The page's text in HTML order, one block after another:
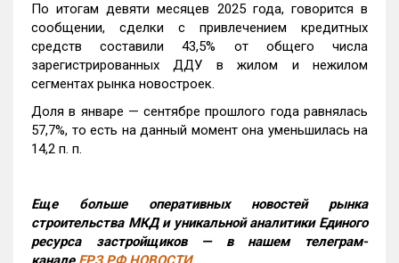
По итогам девяти месяцев 2025 года, говорится в
сообщении, сделки с привлечением кредитных
средств составили 43,5% от общего числа
зарегистрированных ДДУ в жилом и нежилом
сегментах рынка новостроек.
Доля в январе — сентябре прошлого года равнялась
57,7%, то есть на данный момент она уменьшилась на
14,2 п. п.
Еще больше оперативных новостей рынка
строительства МКД и уникальной аналитики Единого
ресурса застройщиков — в нашем телеграм-